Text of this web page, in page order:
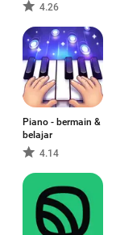
4.26
Piano - bermain &
belajar
4.14